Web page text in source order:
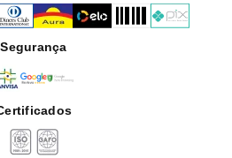
Segurança